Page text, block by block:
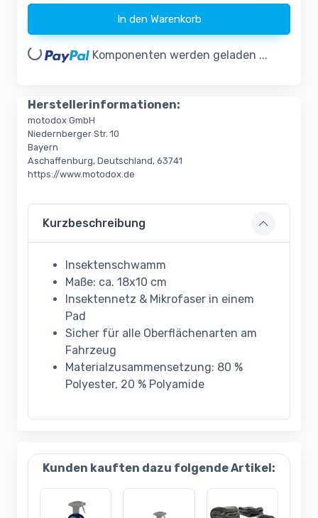
In den Warenkorb
Komponenten werden geladen ...
Herstellerinformationen:
motodox GmbH
Niedernberger Str. 10
Bayern
Aschaffenburg, Deutschland, 63741
https://www.motodox.de
Kurzbeschreibung
Insektenschwamm
Maße: ca. 18x10 cm
Insektennetz & Mikrofaser in einem
Pad
Sicher für alle Oberflächenarten am
Fahrzeug
Materialzusammensetzung: 80 %
Polyester, 20 % Polyamide
Kunden kauften dazu folgende Artikel: